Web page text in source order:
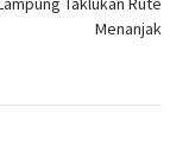
Menanjak